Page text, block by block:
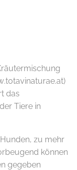
das
Tiere in
zu mehr
können
gegeben